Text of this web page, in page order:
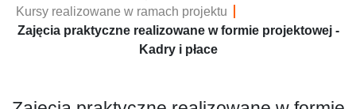
Kursy realizowane w ramach projektu
Zajęcia praktyczne realizowane w formie projektowej -
Kadry i płace